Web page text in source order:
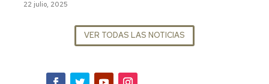
22 julio, 2025
VER TODAS LAS NOTICIAS